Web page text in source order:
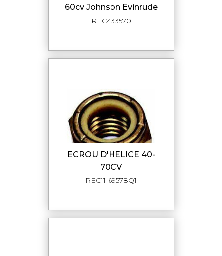
60cv Johnson Evinrude
REC433570
ECROU D'HELICE 40-
70CV
REC11-69578Q1